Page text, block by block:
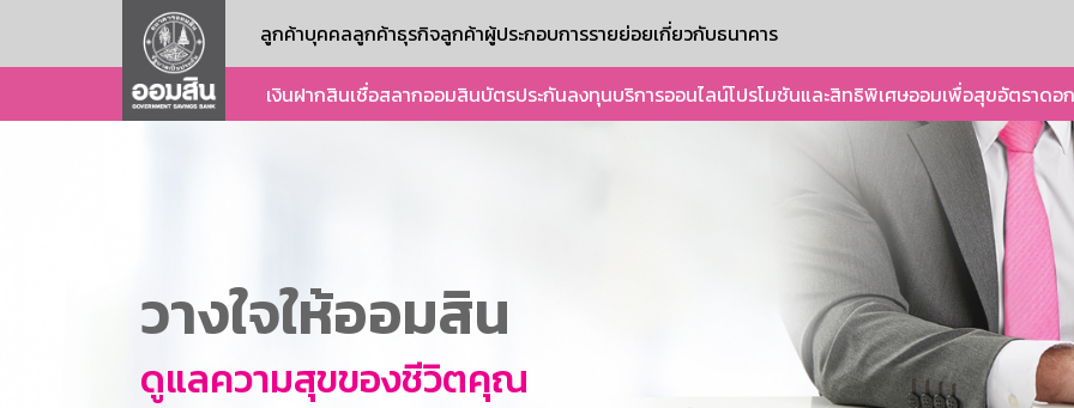
ลูกค้าบุคคลลูกค้าธุรกิจลูกค้าผู้ประกอบการรายย่อยเกี่ยวกับธนาคาร
เงินฝากสินเชื่อสลากออมสินบัตรประกันลงทุนบริการออนไลน์โปรโมชันและสิทธิพิเศษออมเพื่อสุขอัตราดอ
วางใจให้ออมสิน
ดูแลความสุขของชีวิตคุณ